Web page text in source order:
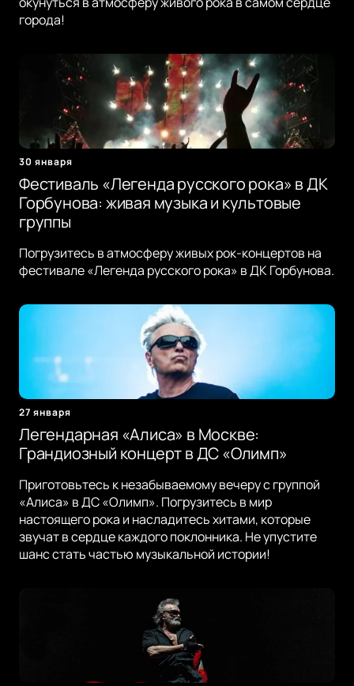
города!
30 января
Фестиваль «Легенда русского рока» в ДК
Горбунова: живая музыка и культовые
группы
Погрузитесь в атмосферу живых рок-концертов на
фестивале «Легенда русского рока» в ДК Горбунова.
27 января
Легендарная «Алиса» в Москве:
Грандиозный концерт в ДС «Олимп»
Приготовьтесь к незабываемому вечеру с группой
«Алиса» в ДС «Олимп». Погрузитесь в мир
настоящего рока и насладитесь хитами, которые
звучат в сердце каждого поклонника. Не упустите
шанс стать частью музыкальной истории!